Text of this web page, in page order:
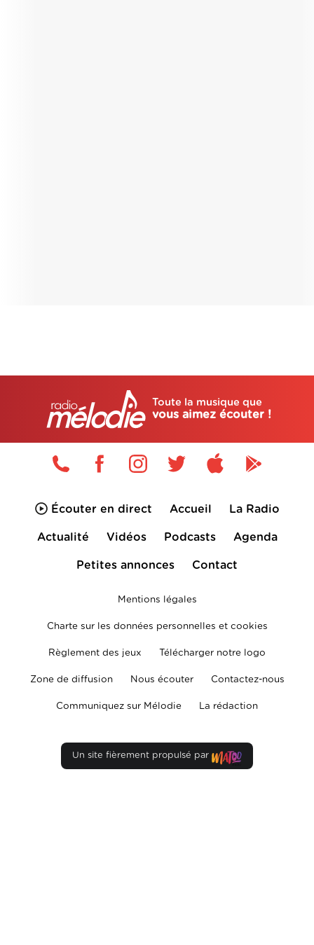
Toute la musique que
vous aimez écouter !
Écouter en direct Accueil La Radio
Actualité Vidéos Podcasts Agenda
Petites annonces Contact
Mentions légales
Charte sur les données personnelles et cookies
Règlement des jeux Télécharger notre logo
Zone de diffusion Nous écouter Contactez-nous
Communiquez sur Mélodie La rédaction
Un site fièrement propulsé par